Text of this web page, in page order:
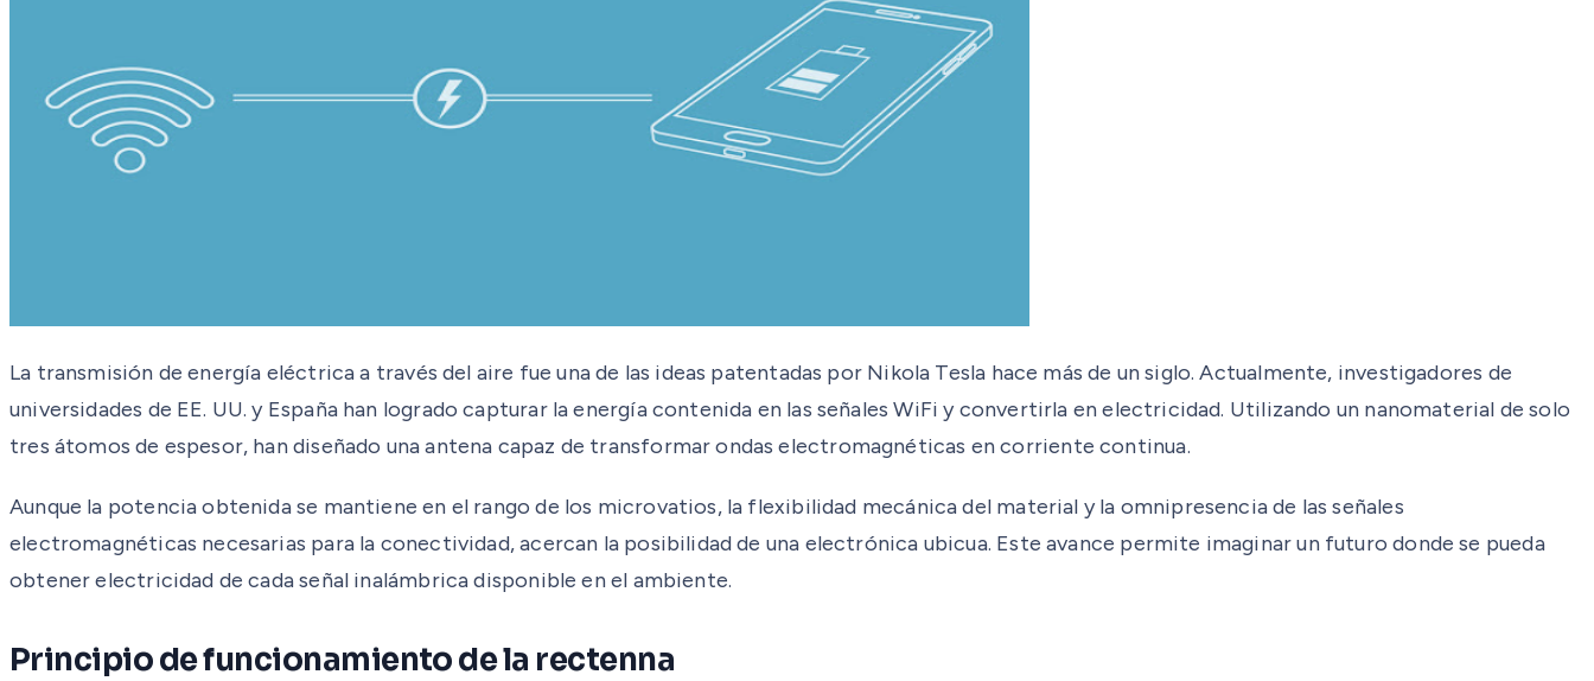
La transmisión de energía eléctrica a través del aire fue una de las ideas patentadas por Nikola Tesla hace más de un siglo. Actualmente, investigadores de
universidades de EE. UU. y España han logrado capturar la energía contenida en las señales WiFi y convertirla en electricidad. Utilizando un nanomaterial de solo
tres átomos de espesor, han diseñado una antena capaz de transformar ondas electromagnéticas en corriente continua.
Aunque la potencia obtenida se mantiene en el rango de los microvatios, la flexibilidad mecánica del material y la omnipresencia de las señales
electromagnéticas necesarias para la conectividad, acercan la posibilidad de una electrónica ubicua. Este avance permite imaginar un futuro donde se pueda
obtener electricidad de cada señal inalámbrica disponible en el ambiente.
Principio de funcionamiento de la rectenna